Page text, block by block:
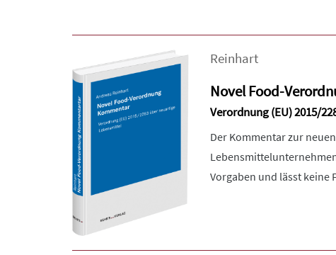
Reinhart
Novel Food-
Verordnung (EU) 2015/
Der Kommentar zur
Vorgaben und lässt keine